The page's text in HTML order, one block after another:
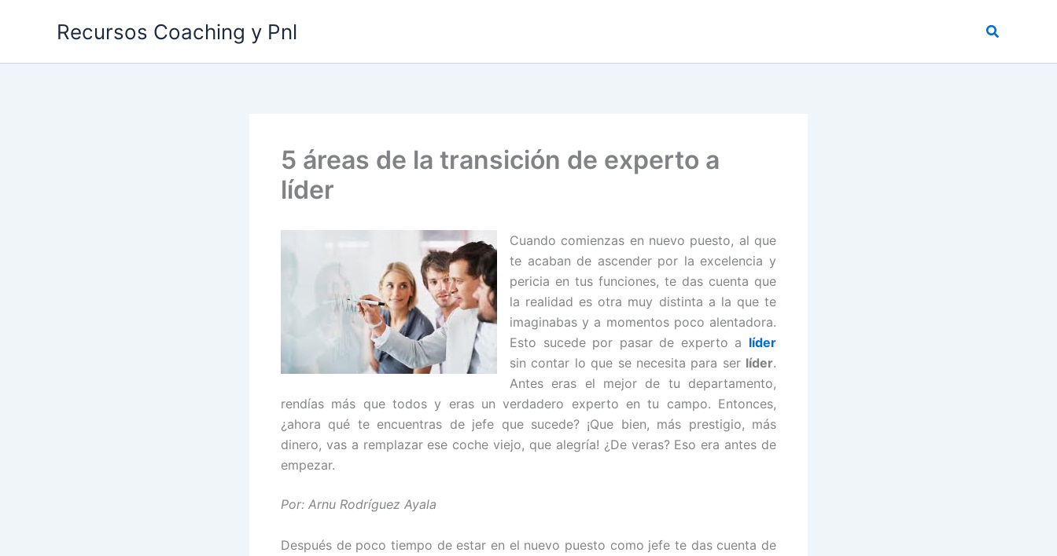
Recursos Coaching y Pnl Buscar
5 áreas de la transición de experto a
líder
Cuando comienzas en nuevo puesto, al que
te acaban de ascender por la excelencia y
pericia en tus funciones, te das cuenta que
la realidad es otra muy distinta a la que te
imaginabas y a momentos poco alentadora.
Esto sucede por pasar de experto a líder
sin contar lo que se necesita para ser líder.
Antes eras el mejor de tu departamento,
rendías más que todos y eras un verdadero experto en tu campo. Entonces,
¿ahora qué te encuentras de jefe que sucede? ¡Que bien, más prestigio, más
dinero, vas a remplazar ese coche viejo, que alegría! ¿De veras? Eso era antes de
empezar.
Por: Arnu Rodríguez Ayala
Después de poco tiempo de estar en el nuevo puesto como jefe te das cuenta de